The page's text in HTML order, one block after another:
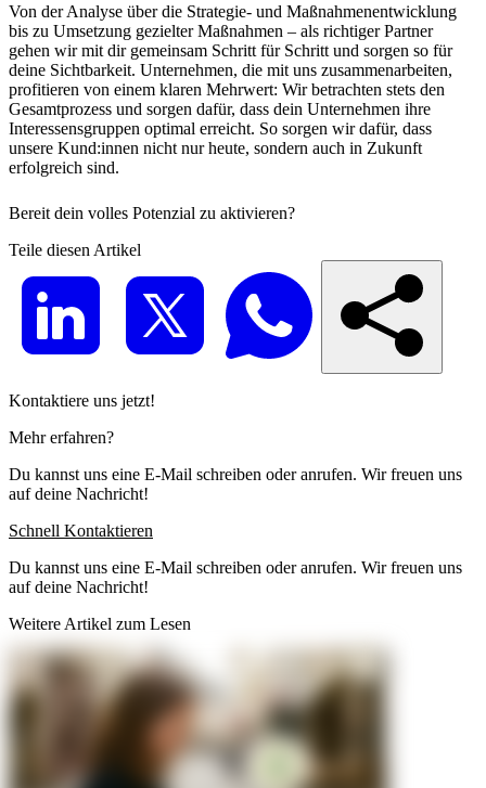
Von der Analyse über die Strategie- und Maßnahmenentwicklung
bis zu Umsetzung gezielter Maßnahmen – als richtiger Partner
gehen wir mit dir gemeinsam Schritt für Schritt und sorgen so für
deine Sichtbarkeit. Unternehmen, die mit uns zusammenarbeiten,
profitieren von einem klaren Mehrwert: Wir betrachten stets den
Gesamtprozess und sorgen dafür, dass dein Unternehmen ihre
Interessensgruppen optimal erreicht. So sorgen wir dafür, dass
unsere Kund:innen nicht nur heute, sondern auch in Zukunft
erfolgreich sind.
Bereit dein volles Potenzial zu aktivieren?
Teile diesen Artikel
Kontaktiere uns jetzt!
Mehr erfahren?
Du kannst uns eine E-Mail schreiben oder anrufen. Wir freuen uns
auf deine Nachricht!
Schnell Kontaktieren
Du kannst uns eine E-Mail schreiben oder anrufen. Wir freuen uns
auf deine Nachricht!
Weitere Artikel zum Lesen